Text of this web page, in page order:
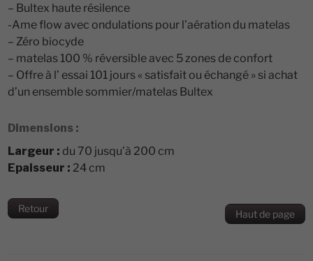
– Bultex haute résilence
-Ame flow avec ondulations pour l’aération du matelas
– Zéro biocyde
– matelas 100 % réversible avec 5 zones de confort
– Offre à l’ essai 101 jours « satisfait ou échangé » si achat
d’un ensemble sommier/matelas Bultex
Dimensions :
Largeur : du 70 jusqu’à 200 cm
Epaisseur : 24 cm
Haut de page
Retour